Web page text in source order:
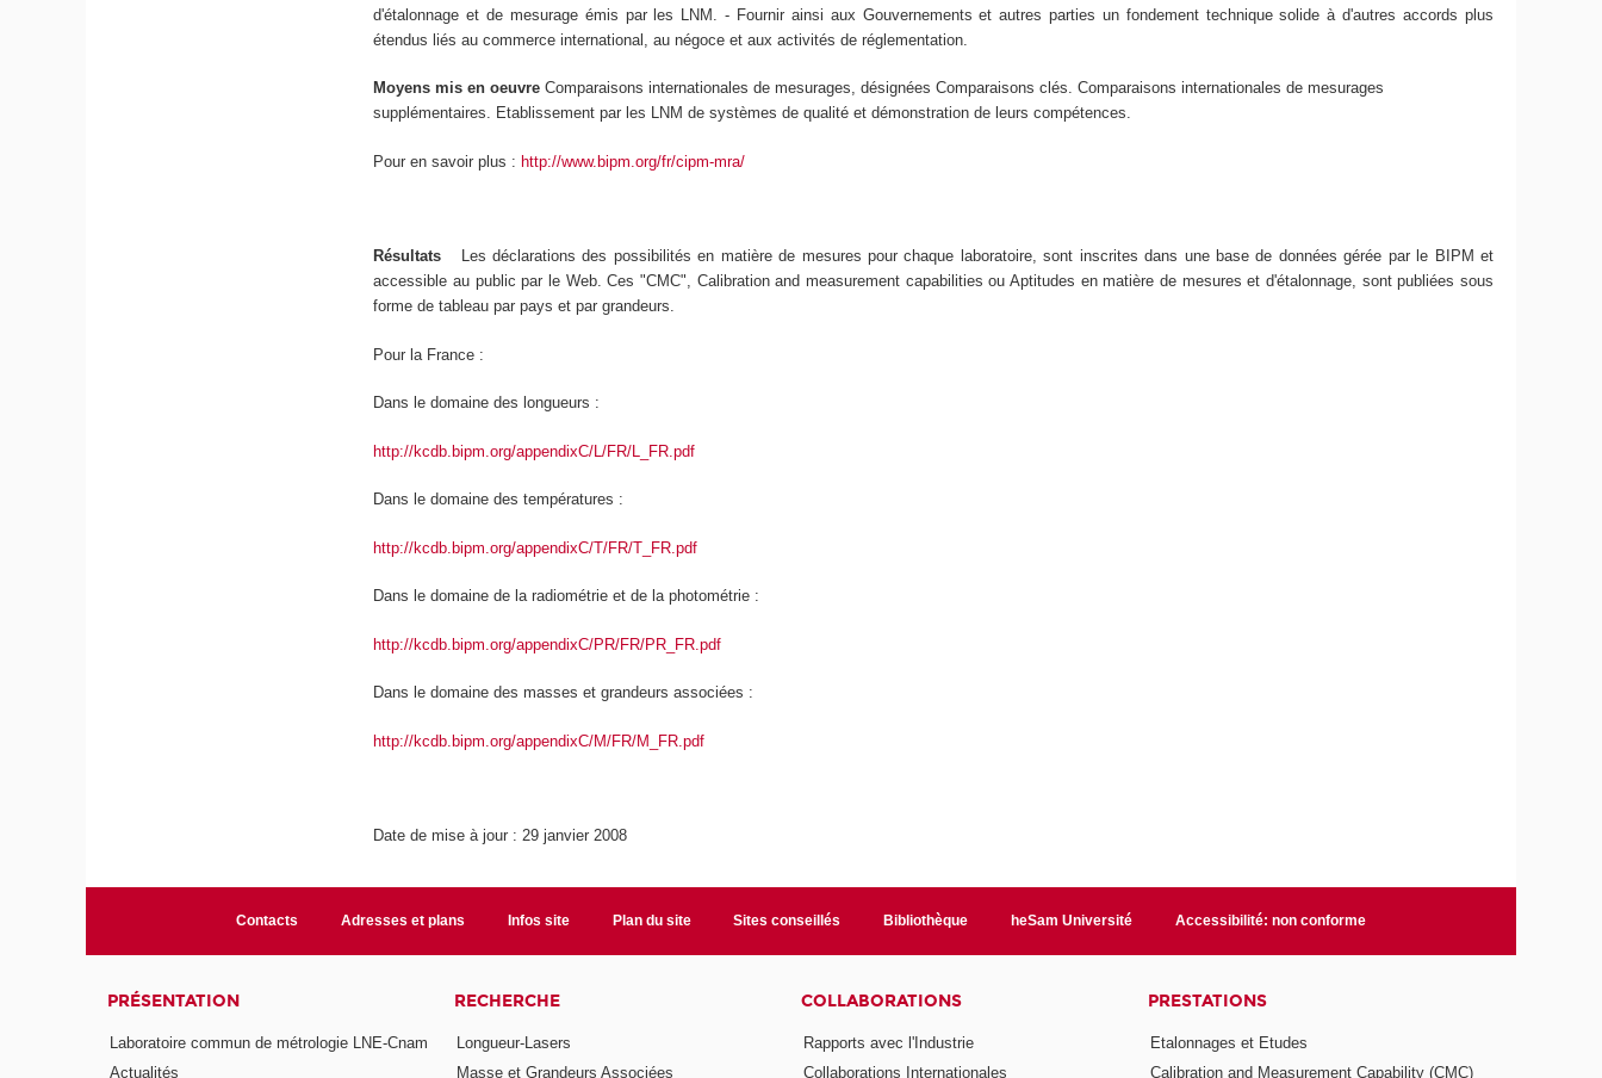
d'étalonnage et de mesurage émis par les LNM. - Fournir ainsi aux Gouvernements et autres parties un fondement technique solide à d'autres accords plus
étendus liés au commerce international, au négoce et aux activités de réglementation.
Moyens mis en oeuvreComparaisons internationales de mesurages, désignées Comparaisons clés. Comparaisons internationales de mesurages
supplémentaires. Etablissement par les LNM de systèmes de qualité et démonstration de leurs compétences.
Pour en savoir plus :http://www.bipm.org/fr/cipm-mra/
Résultats
Les déclarations des possibilités en matière de mesures pour chaque laboratoire, sont inscrites dans une base de données gérée par le BIPM et
accessible au public par le Web. Ces "CMC", Calibration and measurement capabilities ou Aptitudes en matière de mesures et d'étalonnage, sont publiées sous
forme de tableau par pays et par grandeurs.
Pour la France :
Dans le domaine des longueurs :
http://kcdb.bipm.org/appendixC/L/FR/L_FR.pdf
Dans le domaine des températures :
http://kcdb.bipm.org/appendixC/T/FR/T_FR.pdf
Dans le domaine de la radiométrie et de la photométrie :
http://kcdb.bipm.org/appendixC/PR/FR/PR_FR.pdf
Dans le domaine des masses et grandeurs associées :
http://kcdb.bipm.org/appendixC/M/FR/M_FR.pdf
Date de mise à jour : 29 janvier 2008
Contacts Adresses et plans Infos site Plan du site Sites conseillés Bibliothèque heSam Université Accessibilité: non conforme
PRÉSENTATION
Laboratoire commun de métrologie LNE-Cnam
Actualités
RECHERCHE
Longueur-Lasers
Masse et Grandeurs Associées
COLLABORATIONS
Rapports avec l'Industrie
Collaborations Internationales
PRESTATIONS
Etalonnages et Etudes
Calibration and Measurement Capability (CMC)